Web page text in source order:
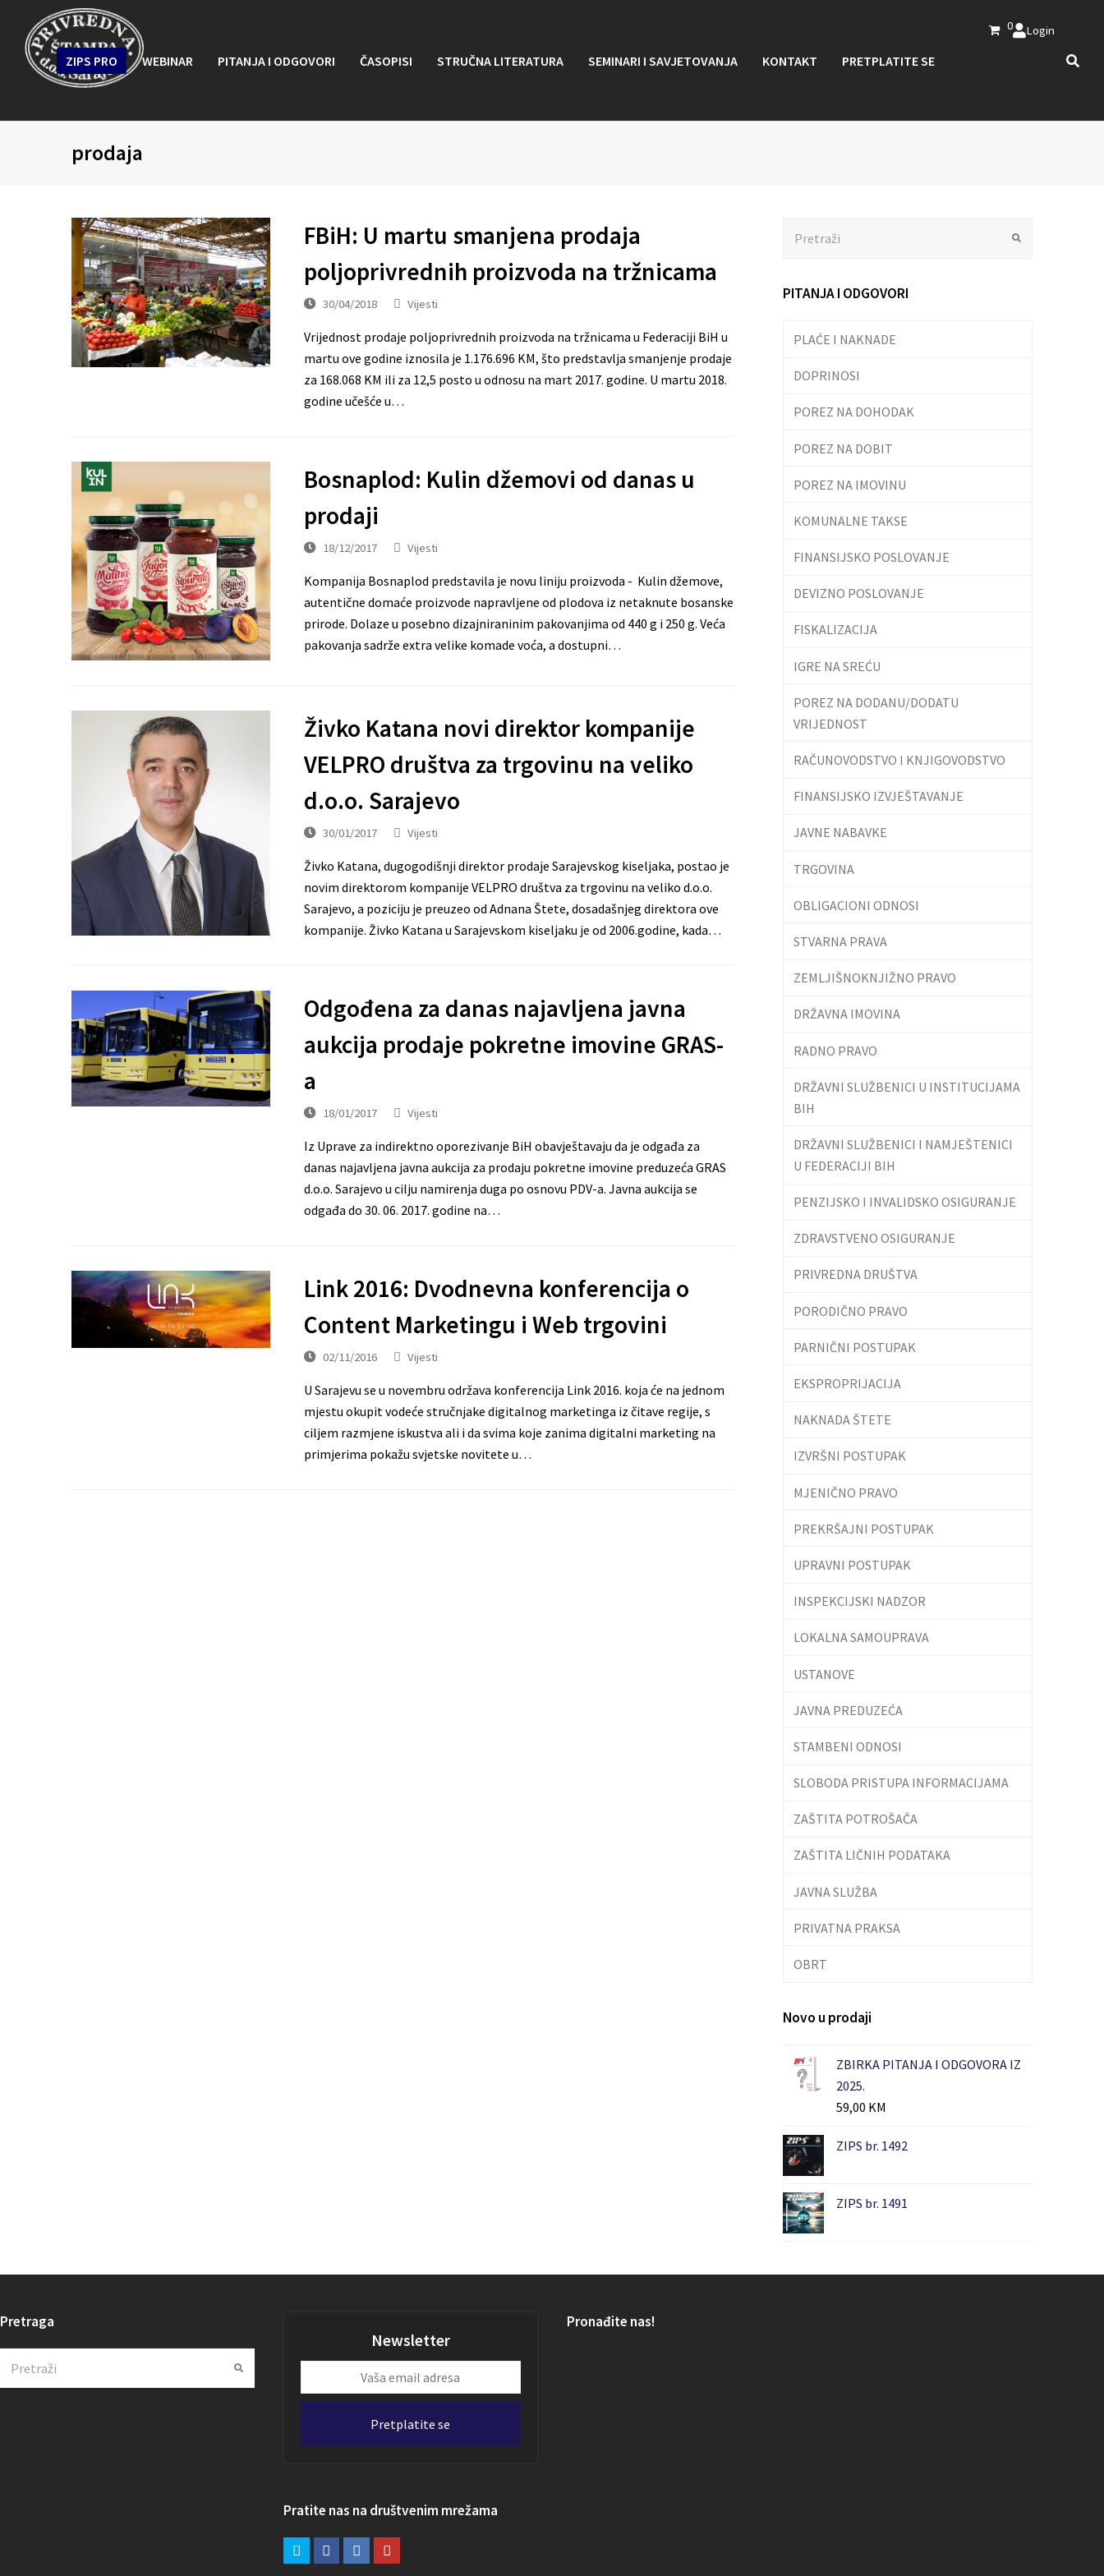
0 Login
ZIPS PRO WEBINAR PITANJA I ODGOVORI ČASOPISI STRUČNA LITERATURA SEMINARI I SAVJETOVANJA KONTAKT PRETPLATITE SE
prodaja
FBiH: U martu smanjena prodaja
poljoprivrednih proizvoda na tržnicama
30/04/2018 Vijesti
Vrijednost prodaje poljoprivrednih proizvoda na tržnicama u Federaciji BiH u
martu ove godine iznosila je 1.176.696 KM, što predstavlja smanjenje prodaje
za 168.068 KM ili za 12,5 posto u odnosu na mart 2017. godine. U martu 2018.
godine učešće u…
Bosnaplod: Kulin džemovi od danas u
prodaji
18/12/2017 Vijesti
Kompanija Bosnaplod predstavila je novu liniju proizvoda - Kulin džemove,
autentične domaće proizvode napravljene od plodova iz netaknute bosanske
prirode. Dolaze u posebno dizajniraninim pakovanjima od 440 g i 250 g. Veća
pakovanja sadrže extra velike komade voća, a dostupni…
Živko Katana novi direktor kompanije
VELPRO društva za trgovinu na veliko
d.o.o. Sarajevo
30/01/2017 Vijesti
Živko Katana, dugogodišnji direktor prodaje Sarajevskog kiseljaka, postao je
novim direktorom kompanije VELPRO društva za trgovinu na veliko d.o.o.
Sarajevo, a poziciju je preuzeo od Adnana Štete, dosadašnjeg direktora ove
kompanije. Živko Katana u Sarajevskom kiseljaku je od 2006.godine, kada…
Odgođena za danas najavljena javna
aukcija prodaje pokretne imovine GRAS-
a
18/01/2017 Vijesti
Iz Uprave za indirektno oporezivanje BiH obavještavaju da je odgađa za
danas najavljena javna aukcija za prodaju pokretne imovine preduzeća GRAS
d.o.o. Sarajevo u cilju namirenja duga po osnovu PDV-a. Javna aukcija se
odgađa do 30. 06. 2017. godine na…
Link 2016: Dvodnevna konferencija o
Content Marketingu i Web trgovini
02/11/2016 Vijesti
U Sarajevu se u novembru održava konferencija Link 2016. koja će na jednom
mjestu okupit vodeće stručnjake digitalnog marketinga iz čitave regije, s
ciljem razmjene iskustva ali i da svima koje zanima digitalni marketing na
primjerima pokažu svjetske novitete u…
PITANJA I ODGOVORI
PLAĆE I NAKNADE
DOPRINOSI
POREZ NA DOHODAK
POREZ NA DOBIT
POREZ NA IMOVINU
KOMUNALNE TAKSE
FINANSIJSKO POSLOVANJE
DEVIZNO POSLOVANJE
FISKALIZACIJA
IGRE NA SREĆU
POREZ NA DODANU/DODATU
VRIJEDNOST
RAČUNOVODSTVO I KNJIGOVODSTVO
FINANSIJSKO IZVJEŠTAVANJE
JAVNE NABAVKE
TRGOVINA
OBLIGACIONI ODNOSI
STVARNA PRAVA
ZEMLJIŠNOKNJIŽNO PRAVO
DRŽAVNA IMOVINA
RADNO PRAVO
DRŽAVNI SLUŽBENICI U INSTITUCIJAMA
BIH
DRŽAVNI SLUŽBENICI I NAMJEŠTENICI
U FEDERACIJI BIH
PENZIJSKO I INVALIDSKO OSIGURANJE
ZDRAVSTVENO OSIGURANJE
PRIVREDNA DRUŠTVA
PORODIČNO PRAVO
PARNIČNI POSTUPAK
EKSPROPRIJACIJA
NAKNADA ŠTETE
IZVRŠNI POSTUPAK
MJENIČNO PRAVO
PREKRŠAJNI POSTUPAK
UPRAVNI POSTUPAK
INSPEKCIJSKI NADZOR
LOKALNA SAMOUPRAVA
USTANOVE
JAVNA PREDUZEĆA
STAMBENI ODNOSI
SLOBODA PRISTUPA INFORMACIJAMA
ZAŠTITA POTROŠAČA
ZAŠTITA LIČNIH PODATAKA
JAVNA SLUŽBA
PRIVATNA PRAKSA
OBRT
Novo u prodaji
ZBIRKA PITANJA I ODGOVORA IZ
2025.
59,00 KM
ZIPS br. 1492
ZIPS br. 1491
Pretraga
Submit
Newsletter
email
Pretplatite se
Pratite nas na društvenim mrežama
Pronađite nas!